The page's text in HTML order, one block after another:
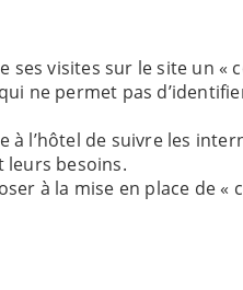
ses visites sur le site un
ne permet pas
à l’hôtel de suivre les
leurs besoins.
à la mise en place de